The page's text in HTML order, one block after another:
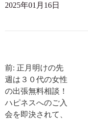
2025年01月16日
前: 正月明けの先
週は３０代の女性
の出張無料相談！
ハピネスへのご入
会を即決されて、